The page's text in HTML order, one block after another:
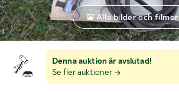
Denna auktion är avslutad!
Se fler auktioner
Alla bilder och filmer